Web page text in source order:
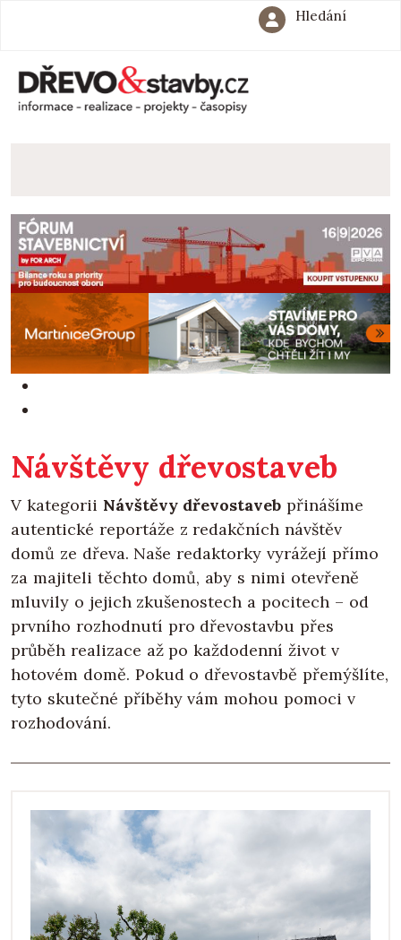
Hledání
Návštěvy dřevostaveb
V kategorii Návštěvy dřevostaveb přinášíme
autentické reportáže z redakčních návštěv
domů ze dřeva. Naše redaktorky vyrážejí přímo
za majiteli těchto domů, aby s nimi otevřeně
mluvily o jejich zkušenostech a pocitech – od
prvního rozhodnutí pro dřevostavbu přes
průběh realizace až po každodenní život v
hotovém domě. Pokud o dřevostavbě přemýšlíte,
tyto skutečné příběhy vám mohou pomoci v
rozhodování.